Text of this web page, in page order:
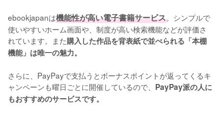
ebookjapanは機能性が高い電子書籍サービス。シンプルで
使いやすいホーム画面や、制度が高い検索機能などが評価さ
れています。また購入した作品を背表紙で並べられる「本棚
機能」は唯一の魅力。
さらに、PayPayで支払うとボーナスポイントが返ってくるキ
ャンペーンも曜日ごとに開催しているので、 PayPay派の人に
もおすすめのサービスです。